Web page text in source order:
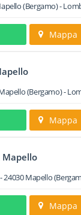
(Bergamo) -
Mappa
(Bergamo) -
Mappa
Mapello
24030Mapello
Mappa